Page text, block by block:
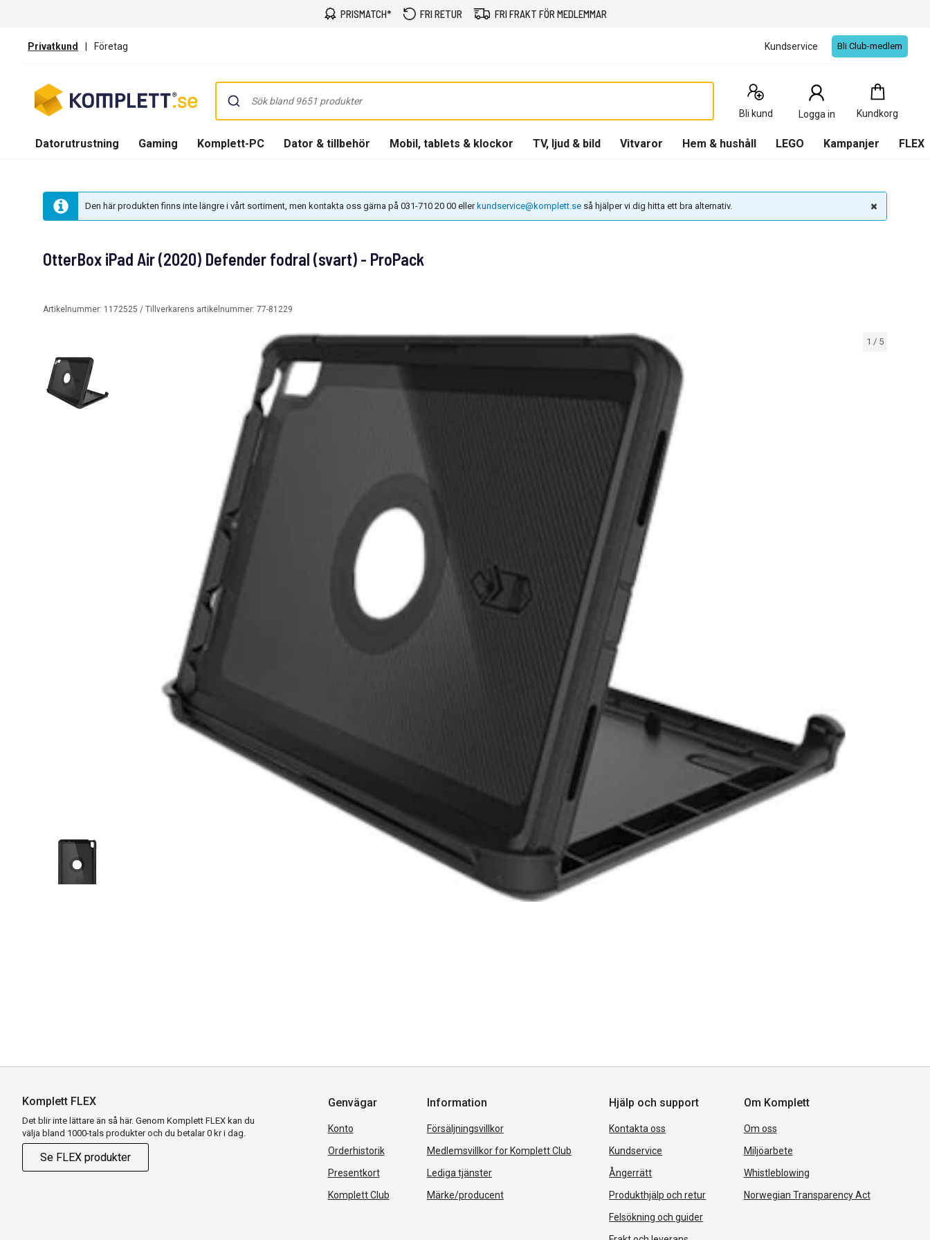
PRISMATCH* FRI RETUR FRI FRAKT FÖR MEDLEMMAR
Privatkund | Företag Kundservice Bli Club-medlem
Bli kund Logga in Kundkorg
Kundkorg
0
Produkter
Datorutrustning Gaming Komplett-PC Dator & tillbehör Mobil, tablets & klockor TV, ljud & bild Vitvaror Hem & hushåll LEGO Kampanjer FLEX
Den här produkten finns inte längre i vårt sortiment, men kontakta oss gärna på 031-710 20 00 eller kundservice@komplett.se så hjälper vi dig hitta ett bra alternativ.
1 / 5
OtterBox iPad Air (2020) Defender fodral (svart) - ProPack
Artikelnummer: 1172525 / Tillverkarens artikelnummer: 77-81229
Komplett FLEX
Det blir inte lättare än så här. Genom Komplett FLEX kan du
välja bland 1000-tals produkter och du betalar 0 kr i dag.
Se FLEX produkter
Genvägar
Konto
Orderhistorik
Presentkort
Komplett Club
Information
Försäljningsvillkor
Medlemsvillkor for Komplett Club
Lediga tjänster
Märke/producent
Hjälp och support
Kontakta oss
Kundservice
Ångerrätt
Produkthjälp och retur
Felsökning och guider
Om Komplett
Om oss
Miljöarbete
Whistleblowing
Norwegian Transparency Act